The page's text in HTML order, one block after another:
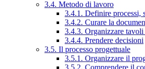
3.4. Metodo di lavoro
3.4.1. Definire processi,
3.4.2. Curare la
3.4.3. Organizzare
3.4.4. Prendere decisioni
3.5. Il processo progettuale
3.5.1. Organizzare il
3.5.2. Comprendere il